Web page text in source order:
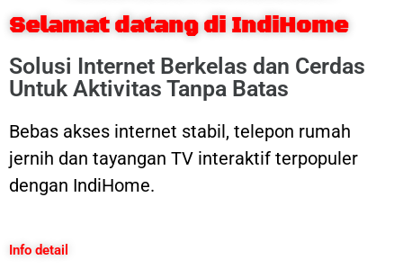
Selamat datang di IndiHome
Solusi Internet Berkelas dan Cerdas
Untuk Aktivitas Tanpa Batas
Bebas akses internet stabil, telepon rumah
jernih dan tayangan TV interaktif terpopuler
dengan IndiHome.
Info detail